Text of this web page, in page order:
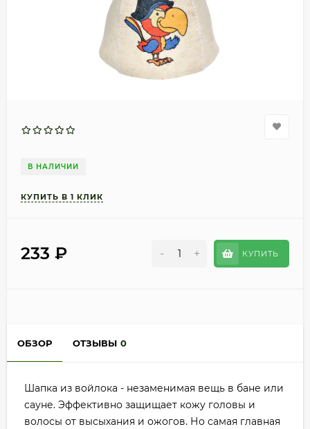
В НАЛИЧИИ
233 ₽ - + КУПИТЬ
ОБЗОР ОТЗЫВЫ 0
Шапка из войлока - незаменимая вещь в бане или
сауне. Эффективно защищает кожу головы и
волосы от высыхания и ожогов. Но самая главная